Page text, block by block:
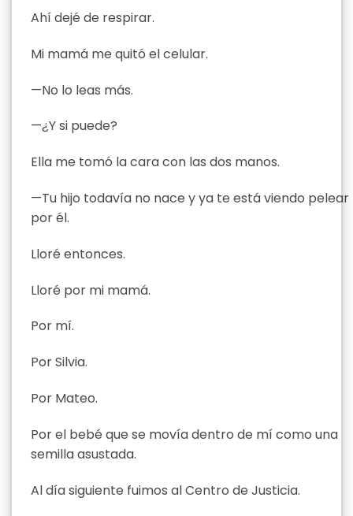
Ahí dejé de respirar.
Mi mamá me quitó el celular.
—No lo leas más.
—¿Y si puede?
Ella me tomó la cara con las dos manos.
—Tu hijo todavía no nace y ya te está viendo pelear
por él.
Lloré entonces.
Lloré por mi mamá.
Por mí.
Por Silvia.
Por Mateo.
Por el bebé que se movía dentro de mí como una
semilla asustada.
Al día siguiente fuimos al Centro de Justicia.